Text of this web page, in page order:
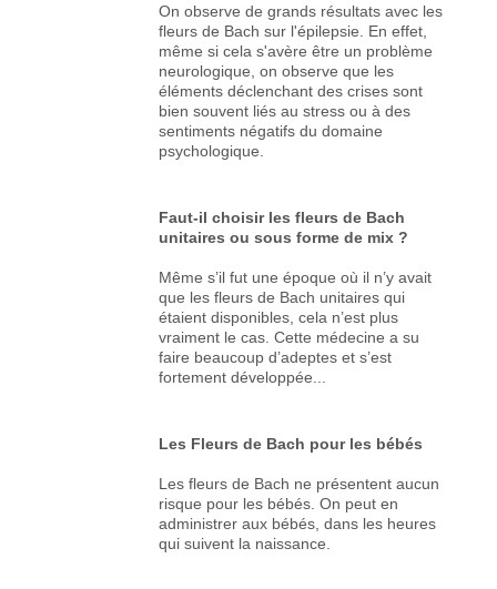
On observe de grands résultats avec les
fleurs de Bach sur l'épilepsie. En effet,
même si cela s'avère être un problème
neurologique, on observe que les
éléments déclenchant des crises sont
bien souvent liés au stress ou à des
sentiments négatifs du domaine
psychologique.
Faut-il choisir les fleurs de Bach
unitaires ou sous forme de mix ?
Même s’il fut une époque où il n’y avait
que les fleurs de Bach unitaires qui
étaient disponibles, cela n’est plus
vraiment le cas. Cette médecine a su
faire beaucoup d’adeptes et s’est
fortement développée...
Les Fleurs de Bach pour les bébés
Les fleurs de Bach ne présentent aucun
risque pour les bébés. On peut en
administrer aux bébés, dans les heures
qui suivent la naissance.